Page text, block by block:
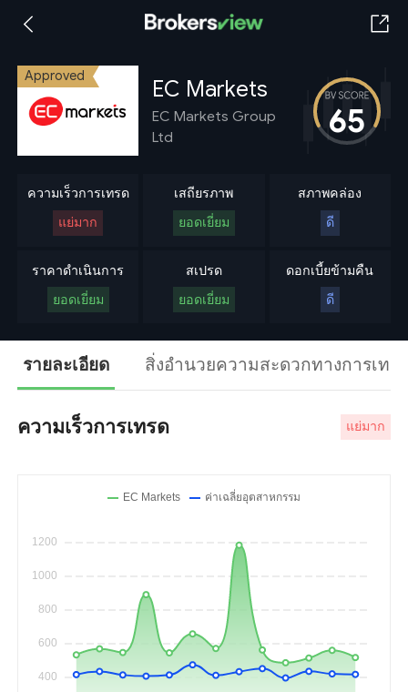
Approved EC Markets
EC Markets Group
Ltd
65
ความเร็วการเทรด
แย่มาก
เสถียรภาพ
ยอดเยี่ยม
สภาพคล่อง
ดี
ราคาดำเนินการ
ยอดเยี่ยม
สเปรด
ยอดเยี่ยม
ดอกเบี้ยข้ามคืน
ดี
รายละเอียด สิ่งอำนวยความสะดวกทางการเทร
ความเร็วการเทรด แย่มาก